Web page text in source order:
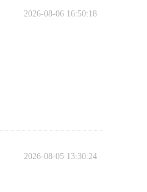
2026-08-06 16:50:18
2026-08-05 13:30:24